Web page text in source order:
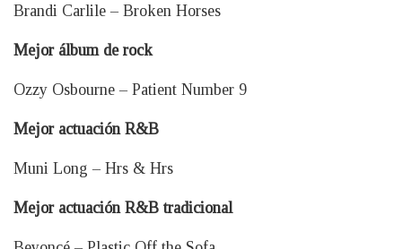
Brandi Carlile – Broken Horses
Mejor álbum de rock
Ozzy Osbourne – Patient Number 9
Mejor actuación R&B
Muni Long – Hrs & Hrs
Mejor actuación R&B tradicional